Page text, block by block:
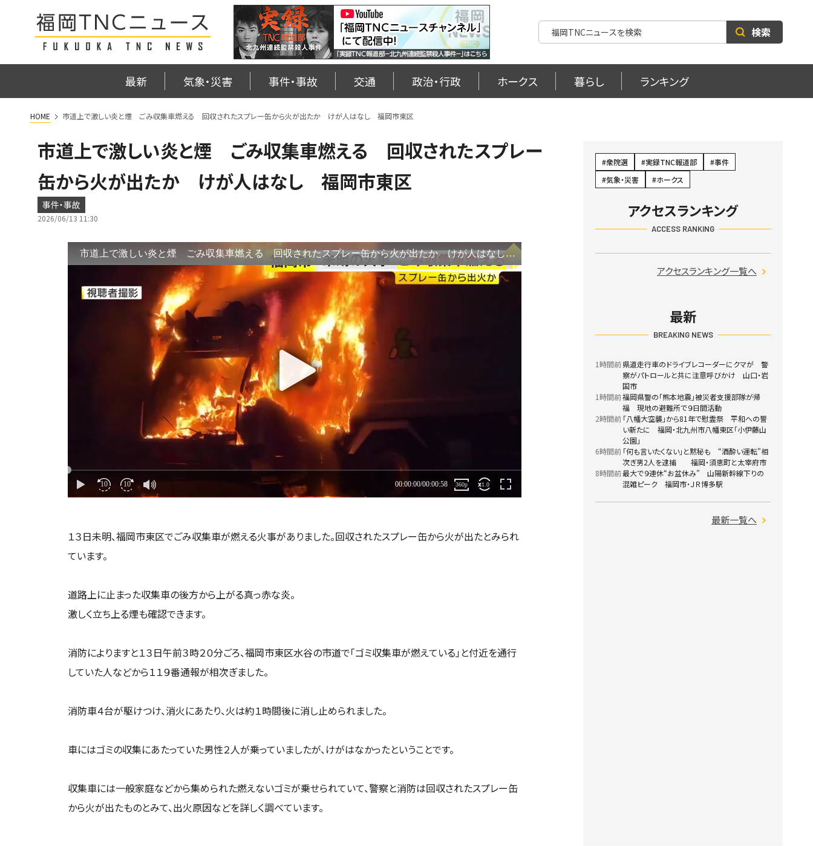
検索
最新 気象・災害 事件・事故 交通 政治・行政 ホークス 暮らし ランキング
HOME 市道上で激しい炎と煙 ごみ収集車燃える 回収されたスプレー缶から火が出たか けが人はなし 福岡市東区
市道上で激しい炎と煙 ごみ収集車燃える 回収されたスプレー
缶から火が出たか けが人はなし 福岡市東区
事件・事故
2026/06/13 11:30
１３日未明、福岡市東区でごみ収集車が燃える火事がありました。回収されたスプレー缶から火が出たとみられ
ています。
道路上に止まった収集車の後方から上がる真っ赤な炎。
激しく立ち上る煙も確認できます。
消防によりますと１３日午前３時２０分ごろ、福岡市東区水谷の市道で「ゴミ収集車が燃えている」と付近を通行
していた人などから１１９番通報が相次ぎました。
消防車４台が駆けつけ、消火にあたり、火は約１時間後に消し止められました。
車にはゴミの収集にあたっていた男性２人が乗っていましたが、けがはなかったということです。
収集車には一般家庭などから集められた燃えないゴミが乗せられていて、警察と消防は回収されたスプレー缶
から火が出たものとみて、出火原因などを詳しく調べています。
衆院選 実録TNC報道部
事件
気象・災害
ホークス
アクセスランキング
ACCESS RANKING
アクセスランキング一覧へ
最新
BREAKING NEWS
1時間前県道走行車のドライブレコーダーにクマが 警
察がパトロールと共に注意呼びかけ 山口・岩
国市
1時間前福岡県警の「熊本地震」被災者支援部隊が帰
福 現地の避難所で９日間活動
2時間前 「八幡大空襲」から81年で慰霊祭 平和への誓
い新たに 福岡・北九州市八幡東区「小伊藤山
公園」
6時間前 「何も言いたくない」と黙秘も “酒酔い運転”相
次ぎ男2人を逮捕 福岡・須恵町と太宰府市
8時間前最大で９連休“お盆休み” 山陽新幹線下りの
混雑ピーク 福岡市・ＪＲ博多駅
最新一覧へ